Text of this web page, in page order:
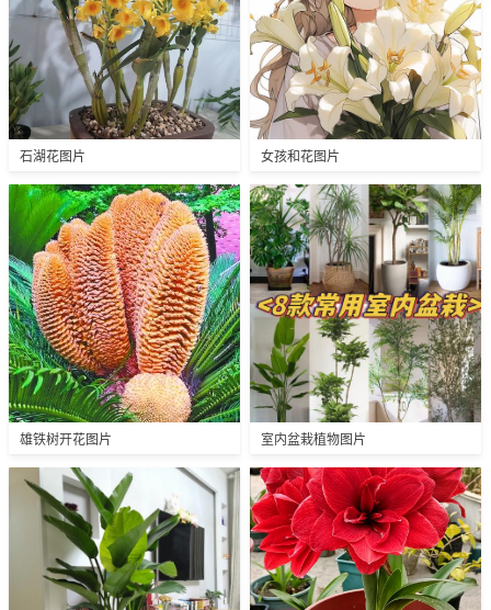
石湖花图片 女孩和花图片
雄铁树开花图片 室内盆栽植物图片